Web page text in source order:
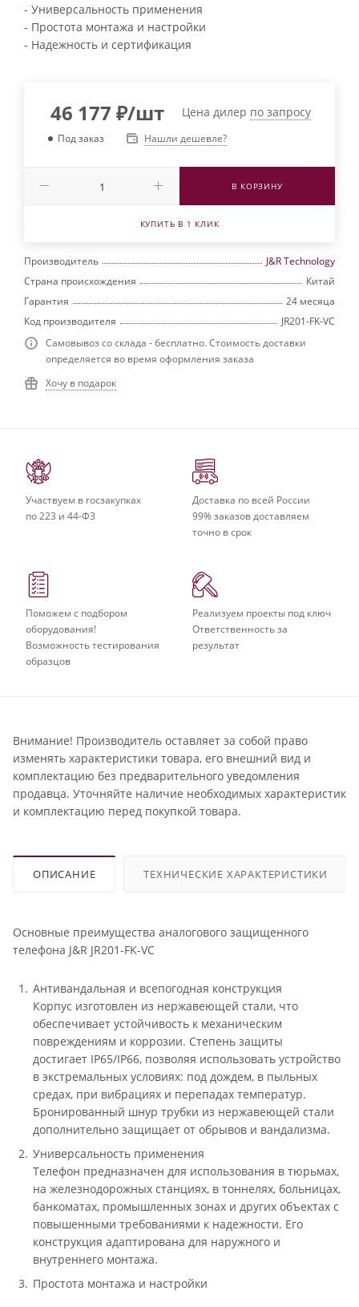
- Универсальность применения
- Простота монтажа и настройки
- Надежность и сертификация
46 177 ₽/шт Цена дилер по запросу
Под заказ Нашли дешевле?
В КОРЗИНУ
КУПИТЬ В 1 КЛИК
Производитель
J&R Technology
Страна происхождения
Китай
Гарантия
24 месяца
Код производителя
JR201-FK-VC
Самовывоз со склада - бесплатно. Стоимость доставки
определяется во время оформления заказа
Хочу в подарок
Участвуем в госзакупках
по 223 и 44-ФЗ
Доставка по всей России
99% заказов доставляем
точно в срок
Поможем с подбором
оборудования!
Возможность тестирования
образцов
Реализуем проекты под ключ
Ответственность за
результат
Внимание! Производитель оставляет за собой право
изменять характеристики товара, его внешний вид и
комплектацию без предварительного уведомления
продавца. Уточняйте наличие необходимых характеристик
и комплектацию перед покупкой товара.
ОПИСАНИЕ ТЕХНИЧЕСКИЕ ХАРАКТЕРИСТИКИ
Основные преимущества аналогового защищенного
телефона J&R JR201-FK-VC
Антивандальная и всепогодная конструкция
Корпус изготовлен из нержавеющей стали, что
обеспечивает устойчивость к механическим
повреждениям и коррозии. Степень защиты
достигает IP65/IP66, позволяя использовать устройство
в экстремальных условиях: под дождем, в пыльных
средах, при вибрациях и перепадах температур.
Бронированный шнур трубки из нержавеющей стали
дополнительно защищает от обрывов и вандализма.
Универсальность применения
Телефон предназначен для использования в тюрьмах,
на железнодорожных станциях, в тоннелях, больницах,
банкоматах, промышленных зонах и других объектах с
повышенными требованиями к надежности. Его
конструкция адаптирована для наружного и
внутреннего монтажа.
Простота монтажа и настройки